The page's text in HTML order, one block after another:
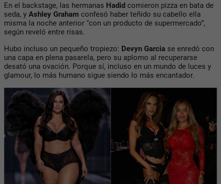
En el backstage, las hermanas Hadid comieron pizza en bata de
seda, y Ashley Graham confesó haber teñido su cabello ella
misma la noche anterior “con un producto de supermercado”,
según reveló entre risas.
Hubo incluso un pequeño tropiezo: Devyn Garcia se enredó con
una capa en plena pasarela, pero su aplomo al recuperarse
desató una ovación. Porque sí, incluso en un mundo de luces y
glamour, lo más humano sigue siendo lo más encantador.